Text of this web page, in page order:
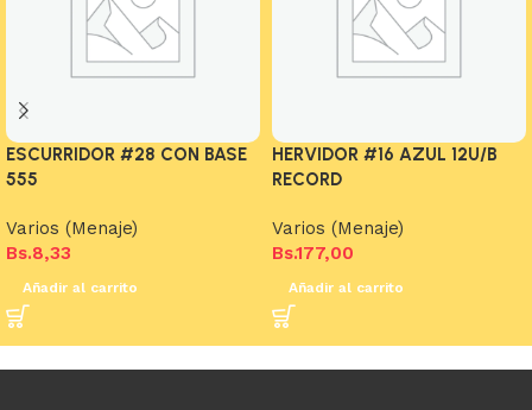
ESCURRIDOR #28 CON BASE
555
Varios (Menaje)
Bs.8,33
Añadir al carrito
HERVIDOR #16 AZUL 12U/B
RECORD
Varios (Menaje)
Bs.177,00
Añadir al carrito